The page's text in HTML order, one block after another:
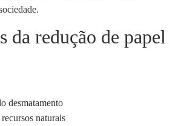
da redução de papel
desmatamento
naturais